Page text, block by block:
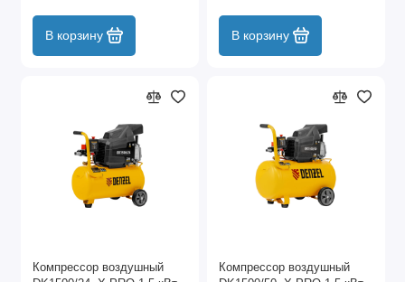
В корзину В корзину
Компрессор воздушный
Компрессор воздушный